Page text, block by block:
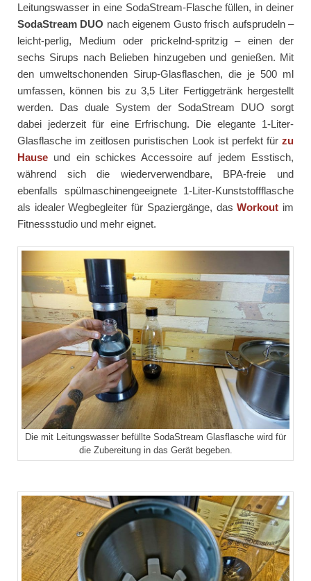
Leitungswasser in eine SodaStream-Flasche füllen, in deiner
SodaStream DUO nach eigenem Gusto frisch aufsprudeln –
leicht-perlig, Medium oder prickelnd-spritzig – einen der
sechs Sirups nach Belieben hinzugeben und genießen. Mit
den umweltschonenden Sirup-Glasflaschen, die je 500 ml
umfassen, können bis zu 3,5 Liter Fertiggetränk hergestellt
werden. Das duale System der SodaStream DUO sorgt
dabei jederzeit für eine Erfrischung. Die elegante 1-Liter-
Glasflasche im zeitlosen puristischen Look ist perfekt für zu
Hause und ein schickes Accessoire auf jedem Esstisch,
während sich die wiederverwendbare, BPA-freie und
ebenfalls spülmaschinengeeignete 1-Liter-Kunststoffflasche
als idealer Wegbegleiter für Spaziergänge, dasWorkout im
Fitnessstudio und mehr eignet.
Die mit Leitungswasser befüllte SodaStream Glasflasche wird für
die Zubereitung in das Gerät begeben.